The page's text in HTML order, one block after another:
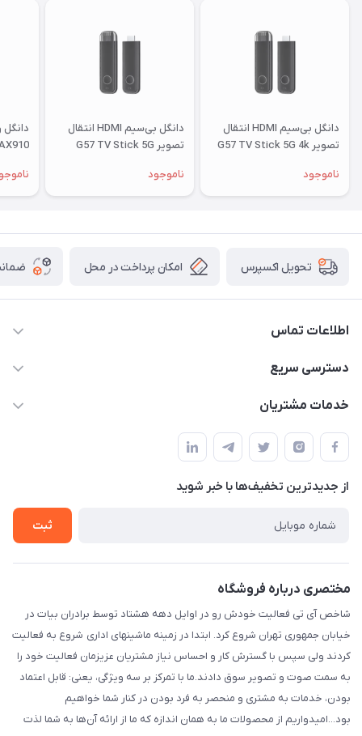
دانگل بی‌سیم HDMI انتقال
تصویر G57 TV Stick 5G 4k
ناموجود
دانگل بی‌سیم HDMI انتقال
تصویر G57 TV Stick 5G
ناموجود
دانگل
تحویل اکسپرس امکان پرداخت در محل
اطلاعات تماس
info@shakhesit.com
فروش فقط آنلاین فروش حضوری با هماهنگی قبلی با تشکر / واحد
اداری : تهران تهران استان: تهران، شهرستان : تهران، بخش : مرکزی،
بست پنجم، پلاک: 1.0، طبقه: 3، واحد: غربی، / واحد فروش :تهران،
دسترسی سریع
حساب کاربری
لیست محصولات
درباره ما
خدمات مشتریان
قوانین و مقررات
حریم خصوصی
راهنما
از جدید‌ترین تخفیف‌ها با‌ خبر شوید
ثبت
مختصری درباره فروشگاه
شاخص آی تی فعالیت خودش رو در اوایل دهه هشتاد توسط برادران بیات در
خیابان جمهوری تهران شروع کرد. ابتدا در زمینه ماشینهای اداری شروع به فعالیت
کردند ولی سپس با گسترش کار و احساس نیاز مشتریان عزیزمان فعالیت خود را
به سمت صوت و تصویر سوق دادند.ما با تمرکز بر سه ویژگی، یعنی: قابل اعتماد
بودن، خدمات به مشتری و منحصر به فرد بودن در کنار شما خواهیم
بود...امیدواریم از محصولات ما به همان اندازه که ما از ارائه آن‌ها به شما لذت